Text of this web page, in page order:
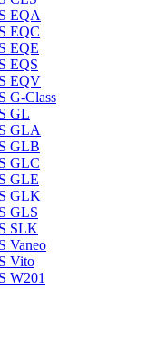
EQA
EQC
EQE
EQS
EQV
G-Class
GL
GLA
GLB
GLC
GLE
GLK
GLS
SLK
Vaneo
Vito
W201